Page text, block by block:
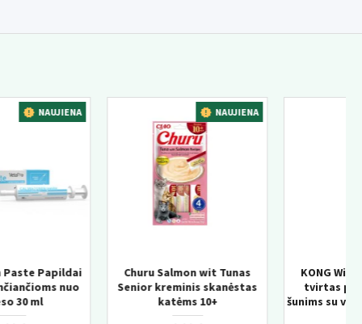
KONG Wild Knots Bear –
tvirtas pliušinis žaislas
šunims su virvės konstrukcija
KONG Knots Chicken M/L –
pliušinis žaislas šunims su
vidine virve